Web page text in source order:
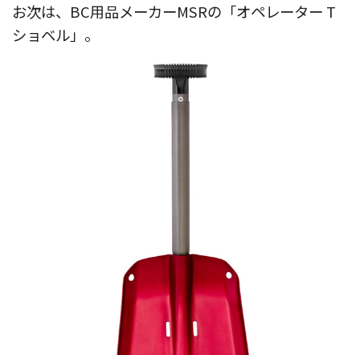
お次は、BC用品メーカーMSRの「オペレーター T
ショベル」。